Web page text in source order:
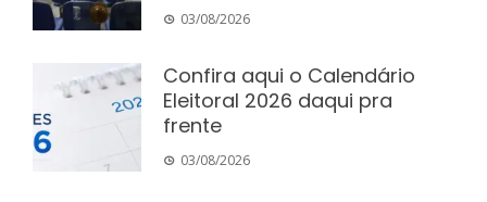
03/08/2026
Confira aqui o Calendário
Eleitoral 2026 daqui pra
frente
03/08/2026